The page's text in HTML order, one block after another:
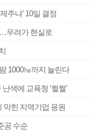
주냐’ 10일 결정
…우려가 현실로
1000㏊까지 늘린다
색에 교육청 ‘쩔쩔’
힌 지역기업 응원
공 수순